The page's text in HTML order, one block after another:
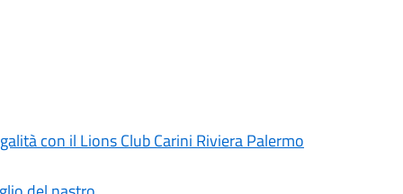
con il Lions Club Carini Riviera Palermo